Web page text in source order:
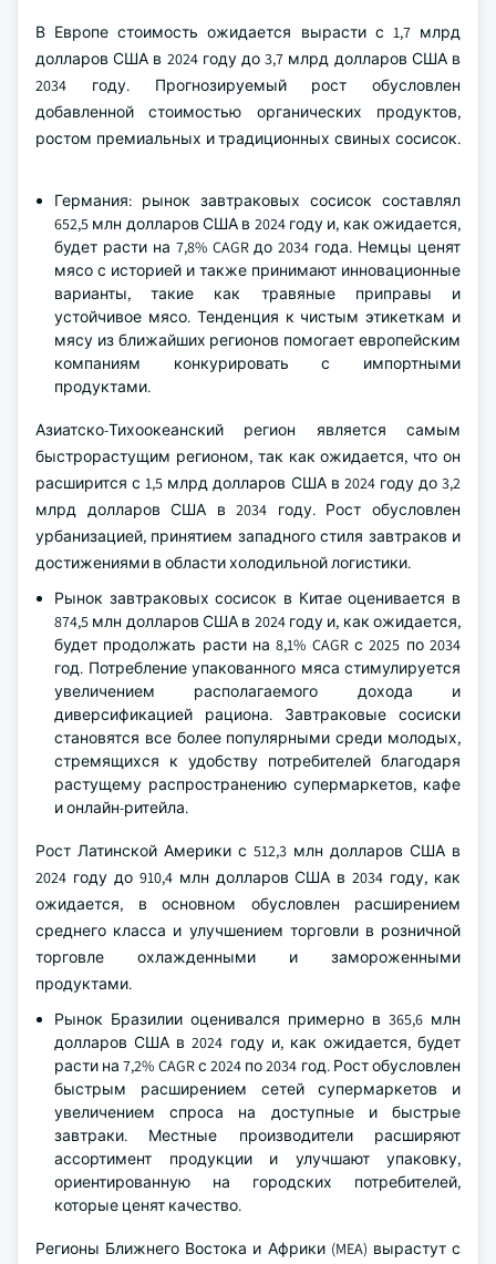
В Европе стоимость ожидается вырасти с 1,7 млрд
долларов США в 2024 году до 3,7 млрд долларов США в
2034 году. Прогнозируемый рост обусловлен
добавленной стоимостью органических продуктов,
ростом премиальных и традиционных свиных сосисок.
Германия: рынок завтраковых сосисок составлял
652,5 млн долларов США в 2024 году и, как ожидается,
будет расти на 7,8% CAGR до 2034 года. Немцы ценят
мясо с историей и также принимают инновационные
варианты, такие как травяные приправы и
устойчивое мясо. Тенденция к чистым этикеткам и
мясу из ближайших регионов помогает европейским
компаниям конкурировать с импортными
продуктами.
Азиатско-Тихоокеанский регион является самым
быстрорастущим регионом, так как ожидается, что он
расширится с 1,5 млрд долларов США в 2024 году до 3,2
млрд долларов США в 2034 году. Рост обусловлен
урбанизацией, принятием западного стиля завтраков и
достижениями в области холодильной логистики.
Рынок завтраковых сосисок в Китае оценивается в
874,5 млн долларов США в 2024 году и, как ожидается,
будет продолжать расти на 8,1% CAGR с 2025 по 2034
год. Потребление упакованного мяса стимулируется
увеличением располагаемого дохода и
диверсификацией рациона. Завтраковые сосиски
становятся все более популярными среди молодых,
стремящихся к удобству потребителей благодаря
растущему распространению супермаркетов, кафе
и онлайн-ритейла.
Рост Латинской Америки с 512,3 млн долларов США в
2024 году до 910,4 млн долларов США в 2034 году, как
ожидается, в основном обусловлен расширением
среднего класса и улучшением торговли в розничной
торговле охлажденными и замороженными
продуктами.
Рынок Бразилии оценивался примерно в 365,6 млн
долларов США в 2024 году и, как ожидается, будет
расти на 7,2% CAGR с 2024 по 2034 год. Рост обусловлен
быстрым расширением сетей супермаркетов и
увеличением спроса на доступные и быстрые
завтраки. Местные производители расширяют
ассортимент продукции и улучшают упаковку,
ориентированную на городских потребителей,
которые ценят качество.
Регионы Ближнего Востока и Африки (MEA) вырастут с